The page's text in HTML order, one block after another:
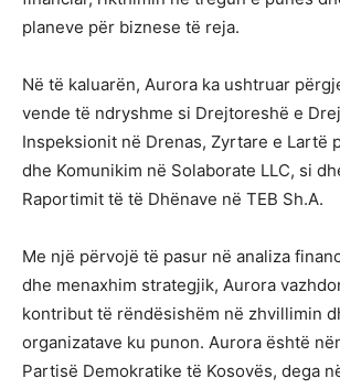
planeve për biznese të reja.
Në të kaluarën, Aurora ka ushtruar
vende të ndryshme si Drejtoreshë e
Inspeksionit në Drenas, Zyrtare e Lartë
dhe Komunikim në Solaborate LLC, si
Raportimit të të Dhënave në TEB Sh.A.
Me një përvojë të pasur në analiza
dhe menaxhim strategjik, Aurora
kontribut të rëndësishëm në zhvillimin
organizatave ku punon. Aurora është
Partisë Demokratike të Kosovës, dega